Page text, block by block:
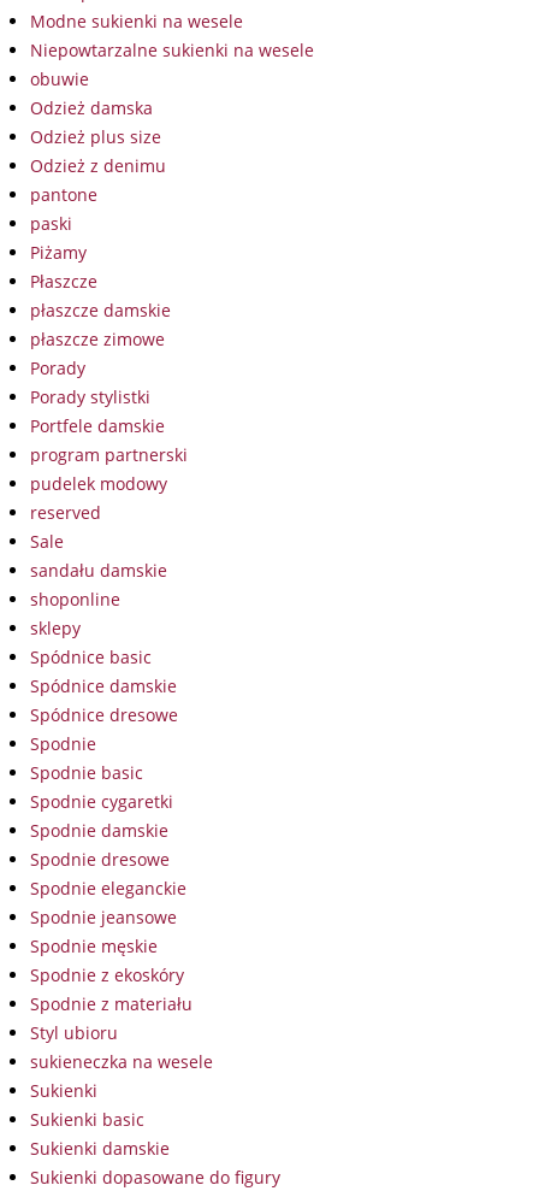
Modne sukienki na wesele
Niepowtarzalne sukienki na wesele
obuwie
Odzież damska
Odzież plus size
Odzież z denimu
pantone
paski
Piżamy
Płaszcze
płaszcze damskie
płaszcze zimowe
Porady
Porady stylistki
Portfele damskie
program partnerski
pudelek modowy
reserved
Sale
sandału damskie
shoponline
sklepy
Spódnice basic
Spódnice damskie
Spódnice dresowe
Spodnie
Spodnie basic
Spodnie cygaretki
Spodnie damskie
Spodnie dresowe
Spodnie eleganckie
Spodnie jeansowe
Spodnie męskie
Spodnie z ekoskóry
Spodnie z materiału
Styl ubioru
sukieneczka na wesele
Sukienki
Sukienki basic
Sukienki damskie
Sukienki dopasowane do figury